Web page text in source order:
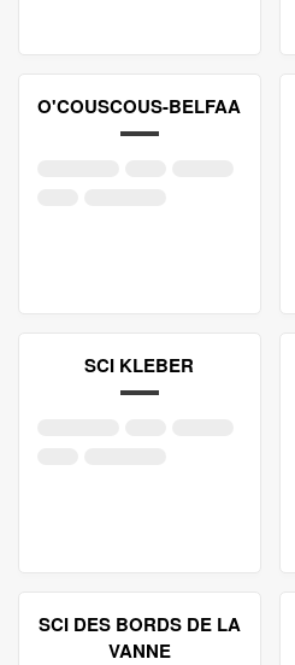
O'COUSCOUS-BELFAA
SCI KLEBER
SCI DES BORDS DE LA
VANNE